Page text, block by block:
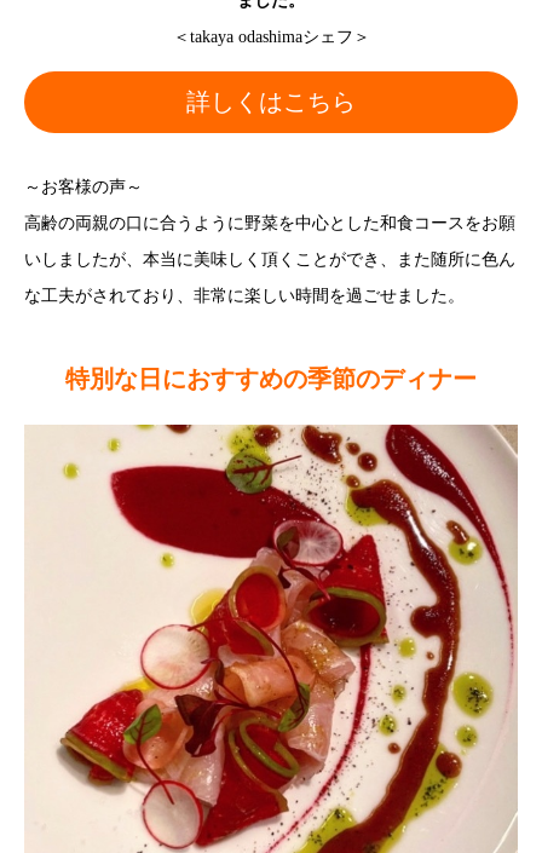
＜takaya odashimaシェフ＞
詳しくはこちら
～お客様の声～
高齢の両親の口に合うように野菜を中心とした和食コースをお願
いしましたが、本当に美味しく頂くことができ、また随所に色ん
な工夫がされており、非常に楽しい時間を過ごせました。
特別な日におすすめの季節のディナー